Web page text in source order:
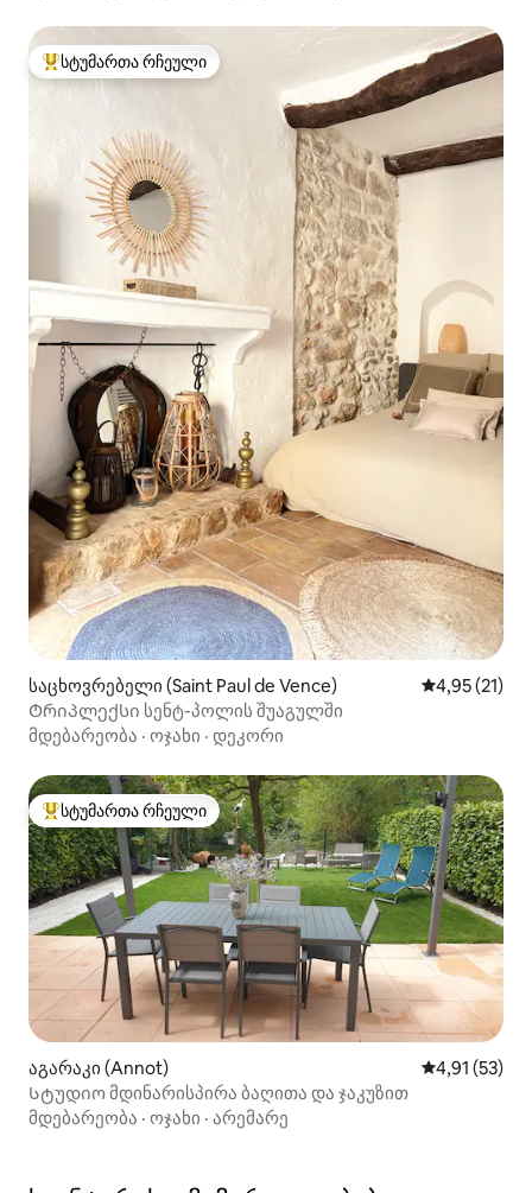
სტუმართა რჩეული მოწინავე ვარიანტი
სტუმართა რჩეული
საცხოვრებელი (Saint Paul de Vence) საშუალო
4,95 (21)
Ტრიპლექსი სენტ-პოლის შუაგულში
მდებარეობა · ოჯახი · დეკორი
სტუმართა რჩეული მოწინავე ვარიანტი
სტუმართა რჩეული
აგარაკი (Annot) საშუალო
4,91 (53)
Სტუდიო მდინარისპირა ბაღითა და ჯაკუზით
მდებარეობა · ოჯახი · არემარე